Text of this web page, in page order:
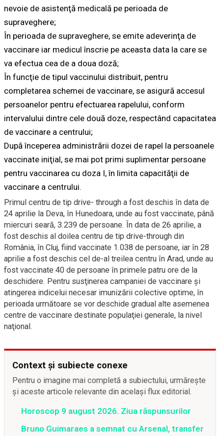
nevoie de asistenţă medicală pe perioada de
supraveghere;
În perioada de supraveghere, se emite adeverinţa de
vaccinare iar medicul înscrie pe aceasta data la care se
va efectua cea de a doua doză;
În funcţie de tipul vaccinului distribuit, pentru
completarea schemei de vaccinare, se asigură accesul
persoanelor pentru efectuarea rapelului, conform
intervalului dintre cele două doze, respectând capacitatea
de vaccinare a centrului;
După începerea administrării dozei de rapel la persoanele
vaccinate iniţial, se mai pot primi suplimentar persoane
pentru vaccinarea cu doza I, în limita capacităţii de
vaccinare a centrului.
Primul centru de tip drive- through a fost deschis în data de
24 aprilie la Deva, în Hunedoara, unde au fost vaccinate, până
miercuri seară, 3.239 de persoane. În data de 26 aprilie, a
fost deschis al doilea centru de tip drive-through din
România, în Cluj, fiind vaccinate 1.038 de persoane, iar în 28
aprilie a fost deschis cel de-al treilea centru în Arad, unde au
fost vaccinate 40 de persoane în primele patru ore de la
deschidere. Pentru susţinerea campaniei de vaccinare şi
atingerea indicelui necesar imunizării colective optime, în
perioada următoare se vor deschide gradual alte asemenea
centre de vaccinare destinate populaţiei generale, la nivel
naţional.
Context și subiecte conexe
Pentru o imagine mai completă a subiectului, urmărește
și aceste articole relevante din același flux editorial.
Horoscop 9 august 2026. Ziua răspunsurilor
Bruno Guimaraes a semnat cu Arsenal, transfer